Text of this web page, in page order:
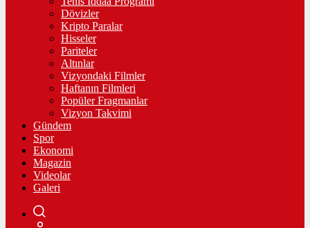
Dövizler
Kripto Paralar
Hisseler
Pariteler
Altınlar
Vizyondaki Filmler
Haftanın Filmleri
Popüler Fragmanlar
Vizyon Takvimi
Gündem
Spor
Ekonomi
Magazin
Videolar
Galeri